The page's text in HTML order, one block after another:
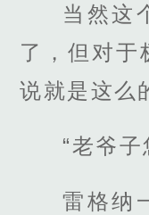
当然这
了，但对于
说就是这么
“老爷
雷格纳